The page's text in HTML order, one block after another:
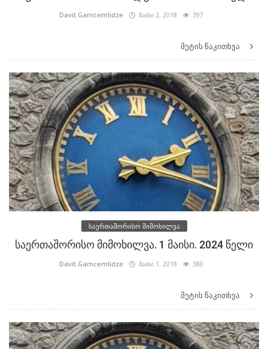
Davit.Gamcemlidze მაისი 2, 2018 397
მეტის წაკითხვა
საერთაშორისო მიმოხილვა
საერთაშორისო მიმოხილვა. 1 მაისი. 2024 წელი
Davit.Gamcemlidze მაისი 1, 2018 380
მეტის წაკითხვა